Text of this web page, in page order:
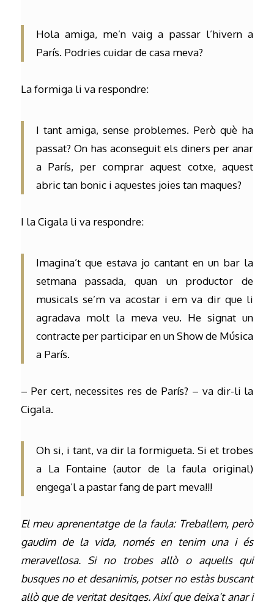
Hola amiga, me’n vaig a passar l’hivern a
París. Podries cuidar de casa meva?
La formiga li va respondre:
I tant amiga, sense problemes. Però què ha
passat? On has aconseguit els diners per anar
a París, per comprar aquest cotxe, aquest
abric tan bonic i aquestes joies tan maques?
I la Cigala li va respondre:
Imagina’t que estava jo cantant en un bar la
setmana passada, quan un productor de
musicals se’m va acostar i em va dir que li
agradava molt la meva veu. He signat un
contracte per participar en un Show de Música
a París.
– Per cert, necessites res de París? – va dir-li la
Cigala.
Oh si, i tant, va dir la formigueta. Si et trobes
a La Fontaine (autor de la faula original)
engega’l a pastar fang de part meva!!!
El meu aprenentatge de la faula: Treballem, però
gaudim de la vida, només en tenim una i és
meravellosa. Si no trobes allò o aquells qui
busques no et desanimis, potser no estàs buscant
allò que de veritat desitges. Així que deixa’t anar i